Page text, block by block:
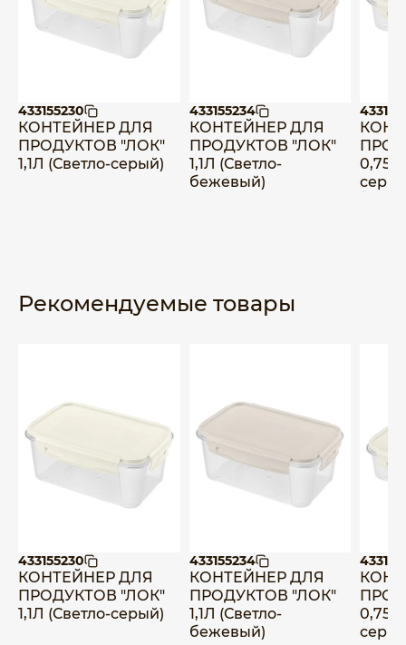
433155230
КОНТЕЙНЕР ДЛЯ
ПРОДУКТОВ "ЛОК"
1,1Л (Светло-серый)
433155234
КОНТЕЙНЕР ДЛЯ
ПРОДУКТОВ "ЛОК"
1,1Л (Светло-
бежевый)
0,75Л
Рекомендуемые товары
433155230
КОНТЕЙНЕР ДЛЯ
ПРОДУКТОВ "ЛОК"
1,1Л (Светло-серый)
433155234
КОНТЕЙНЕР ДЛЯ
ПРОДУКТОВ "ЛОК"
1,1Л (Светло-
бежевый)
0,75Л